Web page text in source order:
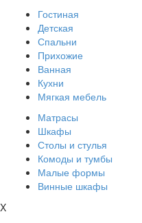
Гостиная
Детская
Спальни
Прихожие
Ванная
Кухни
Мягкая мебель
Матрасы
Шкафы
Столы и стулья
Комоды и тумбы
Малые формы
Винные шкафы
X